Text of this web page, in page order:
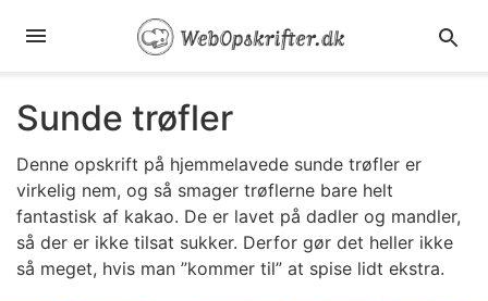
Sunde trøfler
Denne opskrift på hjemmelavede sunde trøfler er
virkelig nem, og så smager trøflerne bare helt
fantastisk af kakao. De er lavet på dadler og mandler,
så der er ikke tilsat sukker. Derfor gør det heller ikke
så meget, hvis man ”kommer til” at spise lidt ekstra.